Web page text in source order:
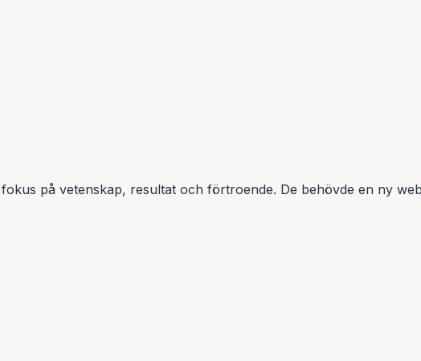
på vetenskap, resultat och förtroende. De behövde en ny